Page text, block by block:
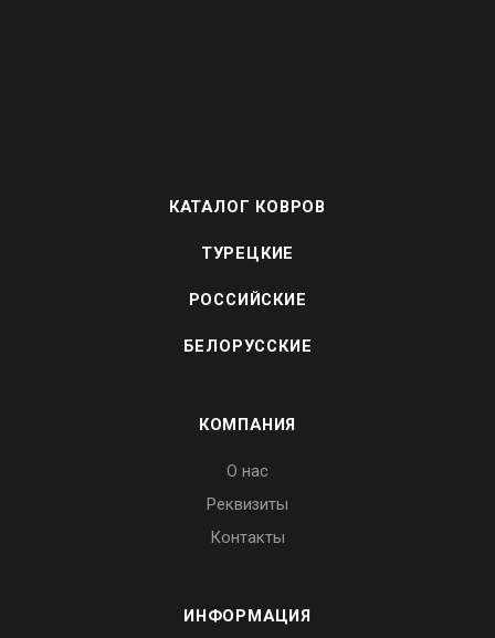
КАТАЛОГ КОВРОВ
ТУРЕЦКИЕ
РОССИЙСКИЕ
БЕЛОРУССКИЕ
КОМПАНИЯ
О нас
Реквизиты
Контакты
ИНФОРМАЦИЯ